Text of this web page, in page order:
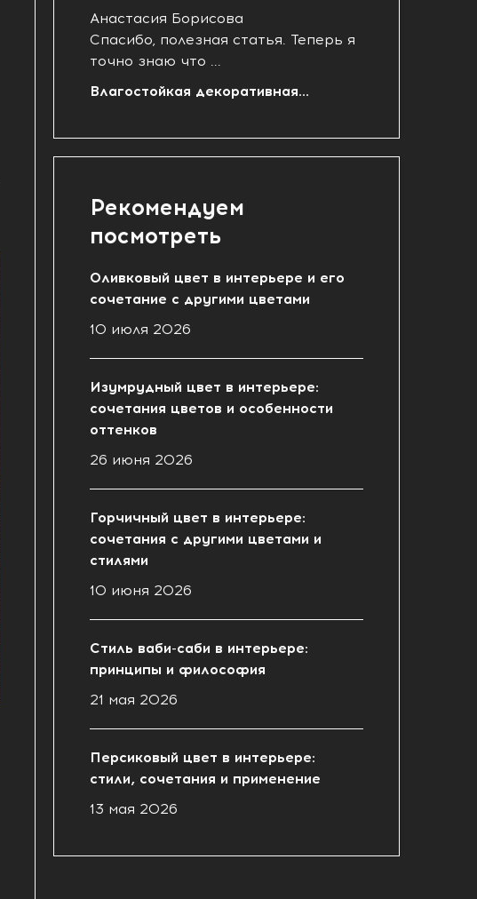
Анастасия Борисова
Спасибо, полезная статья. Теперь я
точно знаю что ...
Влагостойкая декоративная...
Рекомендуем
посмотреть
Оливковый цвет в интерьере и его
сочетание с другими цветами
10 июля 2026
Изумрудный цвет в интерьере:
сочетания цветов и особенности
оттенков
26 июня 2026
Горчичный цвет в интерьере:
сочетания с другими цветами и
стилями
10 июня 2026
Стиль ваби-саби в интерьере:
принципы и философия
21 мая 2026
Персиковый цвет в интерьере:
стили, сочетания и применение
13 мая 2026